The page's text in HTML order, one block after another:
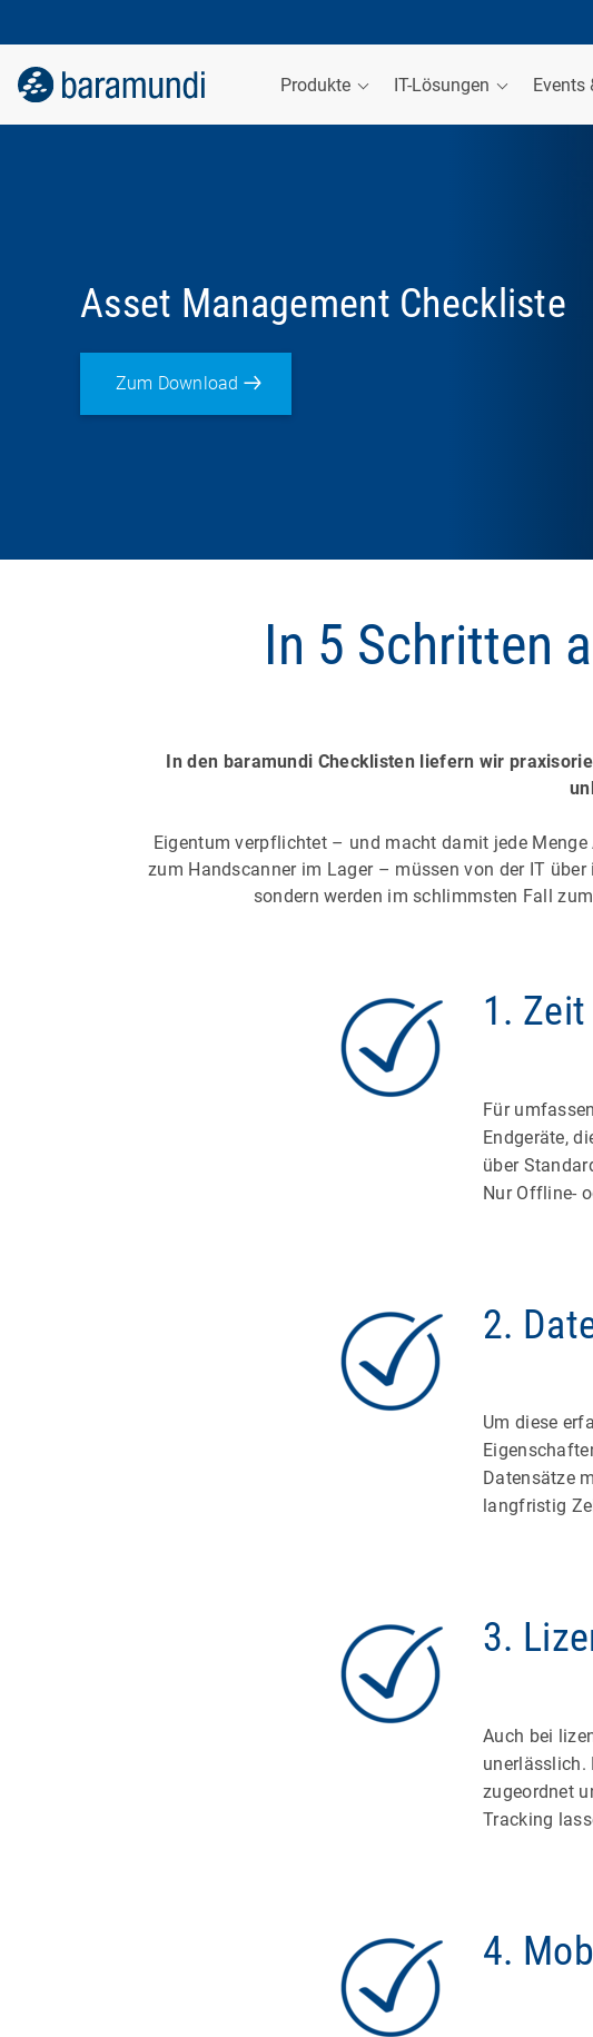
Produkte IT-Lösungen Events
Asset Management Checkliste
Zum Download
In 5 Schritten
In den baramundi Checklisten liefern wir
Eigentum verpflichtet – und macht damit jede
zum Handscanner im Lager – müssen von der IT
sondern werden im schlimmsten Fall
1.
Für
Endgeräte,
über
Nur Offline-
2.
Um diese
Datensätze
langfristig
3.
Auch bei
unerlässlich.
zugeordnet
Tracking
4.